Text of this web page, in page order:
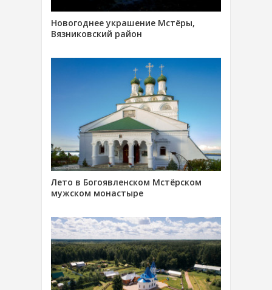
Новогоднее украшение Мстёры,
Вязниковский район
Лето в Богоявленском Мстёрском
мужском монастыре